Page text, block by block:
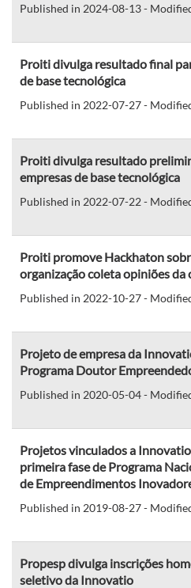
Published in 2024-08-13 -
Proiti divulga resultado final
de base tecnológica
Published in 2022-07-27 -
Proiti divulga resultado
empresas de base tecnológica
Published in 2022-07-22 -
Proiti promove Hackhaton
organização coleta opiniões da
Published in 2022-10-27 -
Projeto de empresa da
Programa Doutor
Published in 2020-05-04 -
Projetos vinculados a
primeira fase de Programa
de Empreendimentos
Published in 2019-08-27 -
Propesp divulga inscrições
seletivo da Innovatio